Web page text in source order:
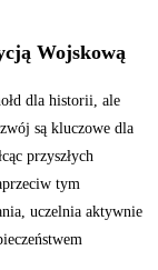
Wojskową
dla historii, ale
są kluczowe dla
przyszłych
tym
uczelnia aktywnie